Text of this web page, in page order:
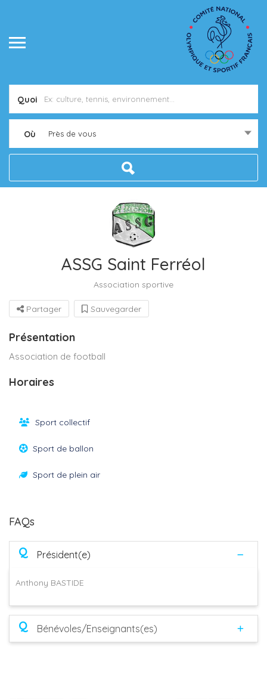
Quoi
Où Près de vous
ASSG Saint Ferréol
Association sportive
Partager Sauvegarder
Présentation
Association de football
Horaires
Sport collectif
Sport de ballon
Sport de plein air
FAQs
Q Président(e)
Anthony BASTIDE
Q Bénévoles/Enseignants(es)